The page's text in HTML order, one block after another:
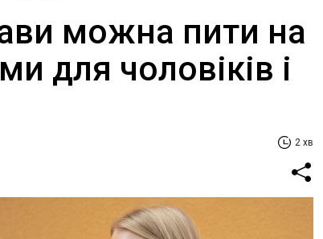
можна пити на
для чоловіків і
2 хв